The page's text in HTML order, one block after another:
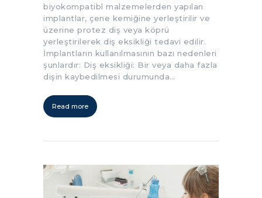
biyokompatibl malzemelerden yapılan
implantlar, çene kemiğine yerleştirilir ve
üzerine protez diş veya köprü
yerleştirilerek diş eksikliği tedavi edilir.
İmplantların kullanılmasının bazı nedenleri
şunlardır: Diş eksikliği: Bir veya daha fazla
dişin kaybedilmesi durumunda…
Read more